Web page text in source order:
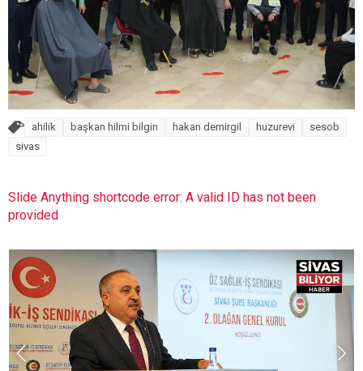
ahilik başkan hilmi bilgin hakan demirgil huzurevi
sesob
sivas
Slide Anything shortcode error: A valid ID has not been
provided